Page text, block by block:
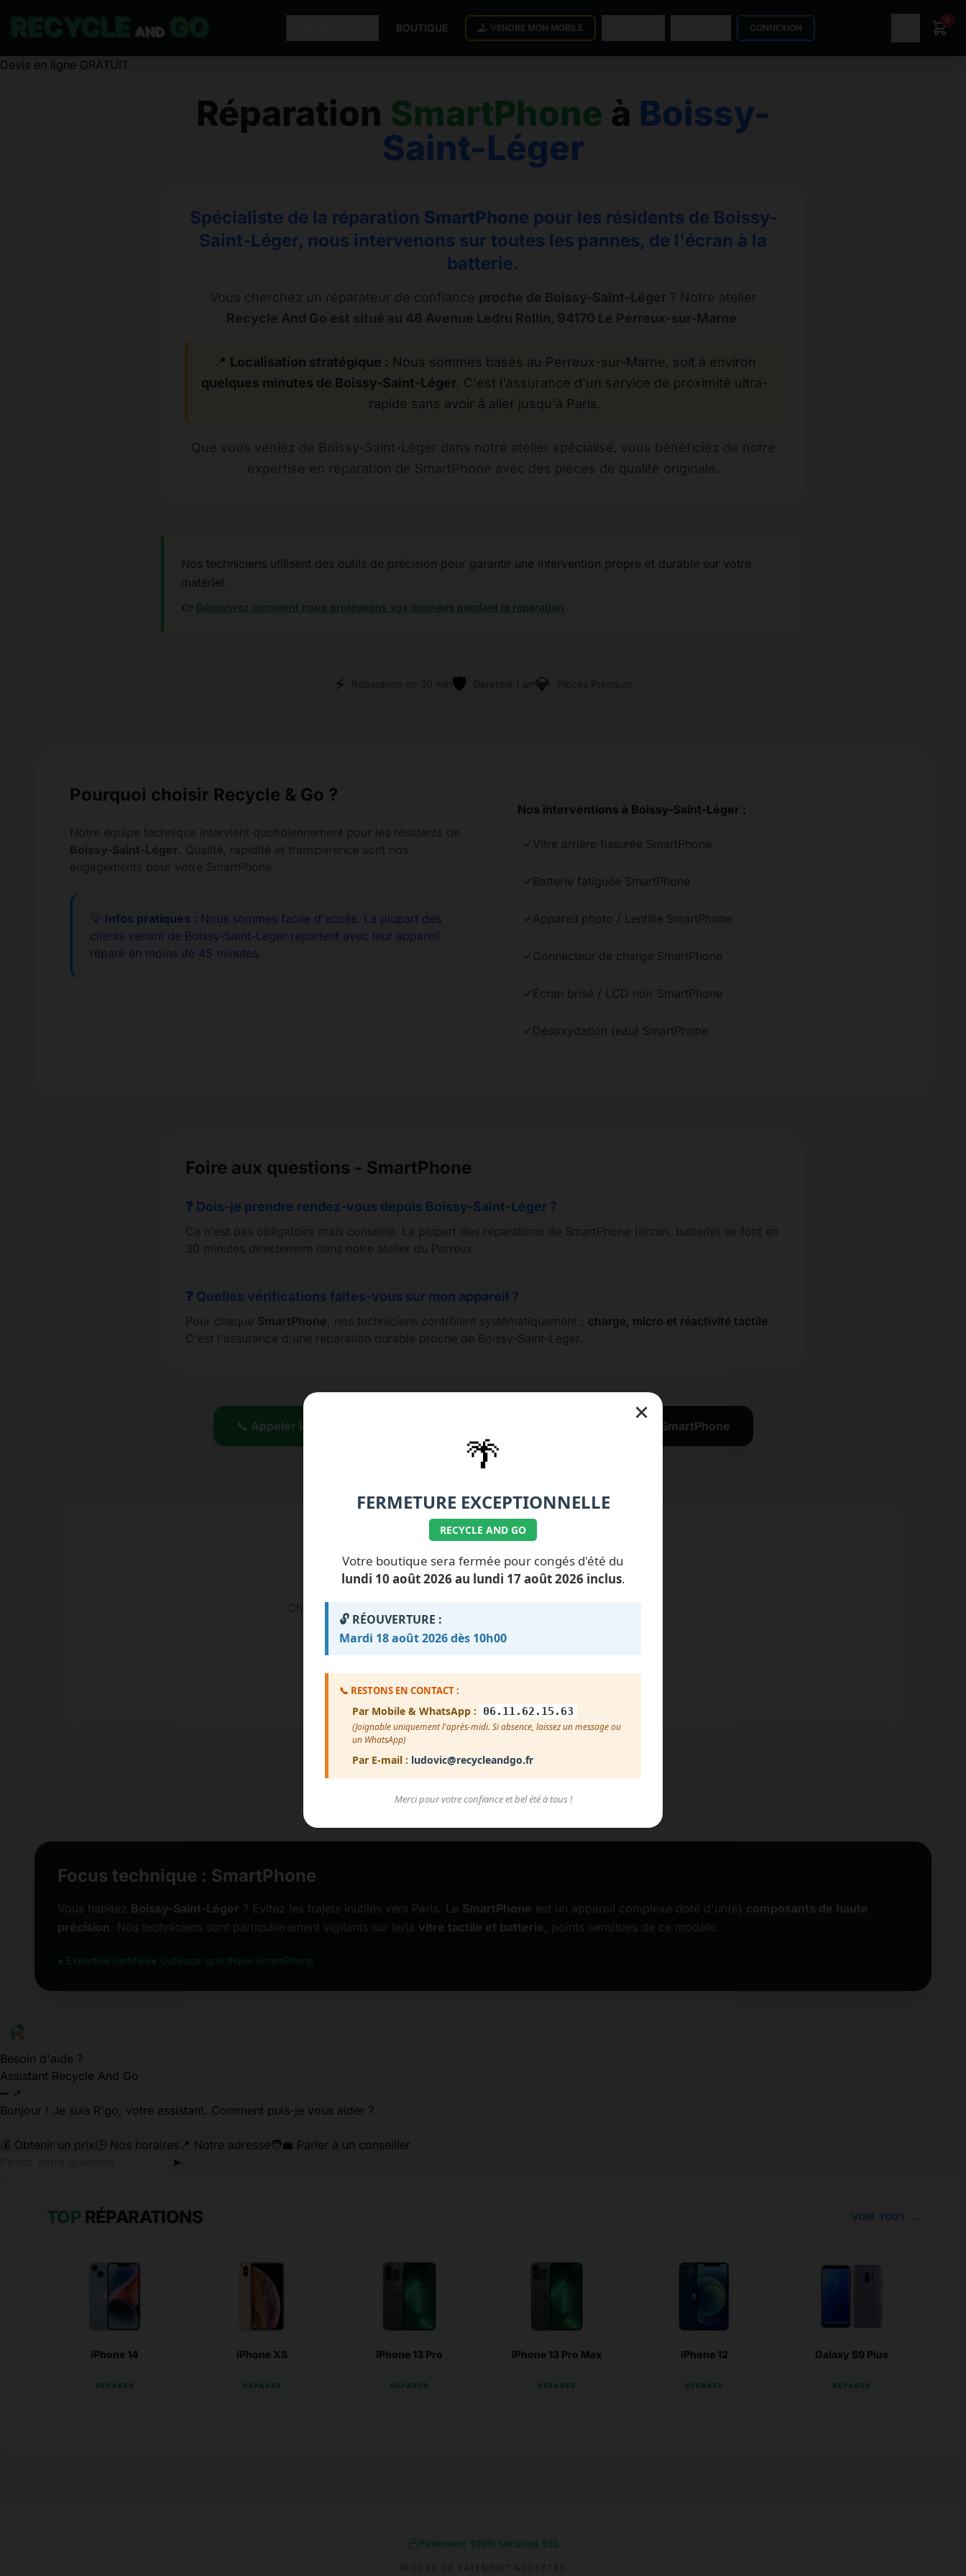
AND BOUTIQUE VENDRE MON MOBILE CONNEXION
0
Devis en ligne GRATUIT
Réparation SmartPhone à Boissy-
Saint-Léger
Spécialiste de la réparation SmartPhone pour les résidents de Boissy-
Saint-Léger, nous intervenons sur toutes les pannes, de l'écran à la
batterie.
Vous cherchez un réparateur de confiance proche de Boissy-Saint-Léger? Notre atelier
Recycle And Go est situé au 46 Avenue Ledru Rollin, 94170 Le Perreux-sur-Marne.
📍 Localisation stratégique : Nous sommes basés au Perreux-sur-Marne, soit à environ
quelques minutes de Boissy-Saint-Léger. C'est l'assurance d'un service de proximité ultra-
rapide sans avoir à aller jusqu'à Paris.
Que vous veniez de Boissy-Saint-Léger dans notre atelier spécialisé, vous bénéficiez de notre
expertise en réparation de SmartPhone avec des pièces de qualité originale.
Nos techniciens utilisent des outils de précision pour garantir une intervention propre et durable sur votre
matériel.
👉 Découvrez comment nous protégeons vos données pendant la réparation
⚡ Réparation en 30 min🛡️ Garantie 1 an💎 Pièces Premium
Pourquoi choisir Recycle & Go ?
Notre équipe technique intervient quotidiennement pour les résidents de
Boissy-Saint-Léger. Qualité, rapidité et transparence sont nos
engagements pour votre SmartPhone.
💡 Infos pratiques : Nous sommes facile d'accès. La plupart des
clients venant de Boissy-Saint-Léger repartent avec leur appareil
réparé en moins de 45 minutes.
Nos interventions à Boissy-Saint-Léger :
✔Vitre arrière fissurée SmartPhone
✔ Batterie fatiguée SmartPhone
✔Appareil photo / Lentille SmartPhone
✔Connecteur de charge SmartPhone
✔ Écran brisé / LCD noir SmartPhone
✔ Désoxydation (eau) SmartPhone
Foire aux questions - SmartPhone
❓ Dois-je prendre rendez-vous depuis Boissy-Saint-Léger ?
Ce n'est pas obligatoire mais conseillé. La plupart des réparations de SmartPhone (écran, batterie) se font en
30 minutes directement dans notre atelier du Perreux.
❓ Quelles vérifications faites-vous sur mon appareil ?
Pour chaque SmartPhone, nos techniciens contrôlent systématiquement : charge, micro et réactivité tactile.
C'est l'assurance d'une réparation durable proche de Boissy-Saint-Léger.
📞 Appeler le 01.77.99.07.92 / 06.11.62.15.63 💰 Nos tarifs réparation SmartPhone
ILS NOUS FONT CONFIANCE
Focus technique : SmartPhone
Vous habitez Boissy-Saint-Léger ? Évitez les trajets inutiles vers Paris. Le SmartPhone est un appareil complexe doté d'un(e) composants de haute
précision. Nos techniciens sont particulièrement vigilants sur le/la vitre tactile et batterie, points sensibles de ce modèle.
● Expertise certifiée● Outillage spécifique SmartPhone
Besoin d'aide ?
Assistant Recycle And Go
➖ ↗
Bonjour ! Je suis R'go, votre assistant. Comment puis-je vous aider ?
💰 Obtenir un prix🕒 Nos horaires 📍 Notre adresse🧑‍💼 Parler à un conseiller
➤
TOP RÉPARATIONS VOIR TOUT →
iPhone 14
RÉPARER
iPhone XS
RÉPARER
iPhone 13 Pro
RÉPARER
iPhone 13 Pro Max
RÉPARER
iPhone 12
RÉPARER
Galaxy S9 Plus
RÉPARER
Paiement 100% sécurisé SSL
×
🌴
FERMETURE EXCEPTIONNELLE
RECYCLE AND GO
Votre boutique sera fermée pour congés d'été du
lundi 10 août 2026 au lundi 17 août 2026 inclus.
🔓 RÉOUVERTURE :
Mardi 18 août 2026 dès 10h00
📞 RESTONS EN CONTACT :
Par Mobile & WhatsApp : 06.11.62.15.63
(Joignable uniquement l'après-midi. Si absence, laissez un message ou
un WhatsApp)
Par E-mail : ludovic@recycleandgo.fr
Merci pour votre confiance et bel été à tous !